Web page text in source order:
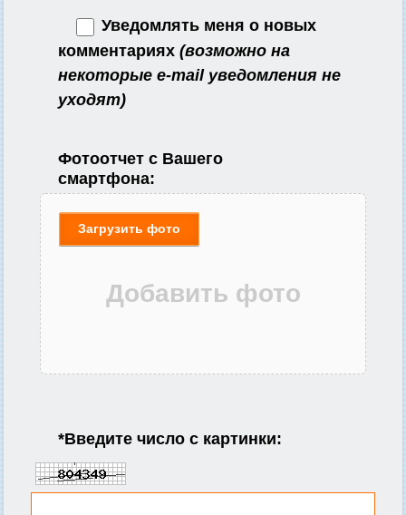
Уведомлять меня о новых
комментариях (возможно на
некоторые e-mail уведомления не
уходят)
Фотоотчет с Вашего
смартфона:
Загрузить фото
*Введите число с картинки: